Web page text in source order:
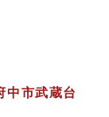
市武蔵台